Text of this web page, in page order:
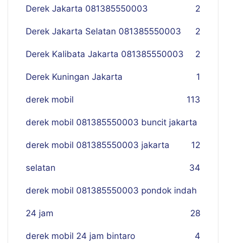
Derek Jakarta 081385550003 2
Derek Jakarta Selatan 081385550003 2
Derek Kalibata Jakarta 081385550003 2
Derek Kuningan Jakarta 1
derek mobil 113
derek mobil 081385550003 buncit jakarta
12
derek mobil 081385550003 jakarta
selatan 34
derek mobil 081385550003 pondok indah
24 jam 28
derek mobil 24 jam bintaro 4